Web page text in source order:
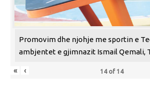
Promovim dhe njohje me sportin e
ambjentet e gjimnazit Ismail Qemali,
« ‹ 14of 14